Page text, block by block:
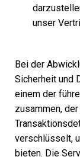
unser
Bei der
Sicherheit und
einem der
zusammen,
verschlüsselt,
bieten. Die